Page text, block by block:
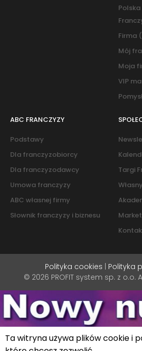
Firma
Mój
Moja
VIP
ABC FRANCZYZY
Podstawy
Dla franczyzobiorcy
Dla franczyzodawcy
Umowa franczyzy
ABC własnej firmy
Słownik franczyzy i biznesu
Targi
Polityka cookies
Polityka
© 2026 PROFIT system sp. z o.o.
Ta witryna używa plików cookie i